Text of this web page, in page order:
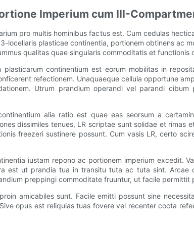
Imperium cum III-
pro multis hominibus factus est. Cum cedulas
locellaris plasticae continentia, portionem obtinens ac
qualitas quae singularis commoditatis et functionis
plasticarum continentium est eorum mobilitas in
refectionem. Unaquaeque cellula opportune
Utrum prandium operandi vel parandi
alia ratio est quae eas seorsum a
dissimiles tenues, LR scriptae sunt solidae et
freezeri sustinere possunt. Cum vasis LR, certo
iustam repono ac portionem imperium excedit.
est ut prandia tua in transitu tuta ac tuta sint.
preppingi commoditate fruuntur, ut facile permittit
amicabiles sunt. Facile emitti possunt sine
opus est reliquias tuas fovere vel recenter cocta